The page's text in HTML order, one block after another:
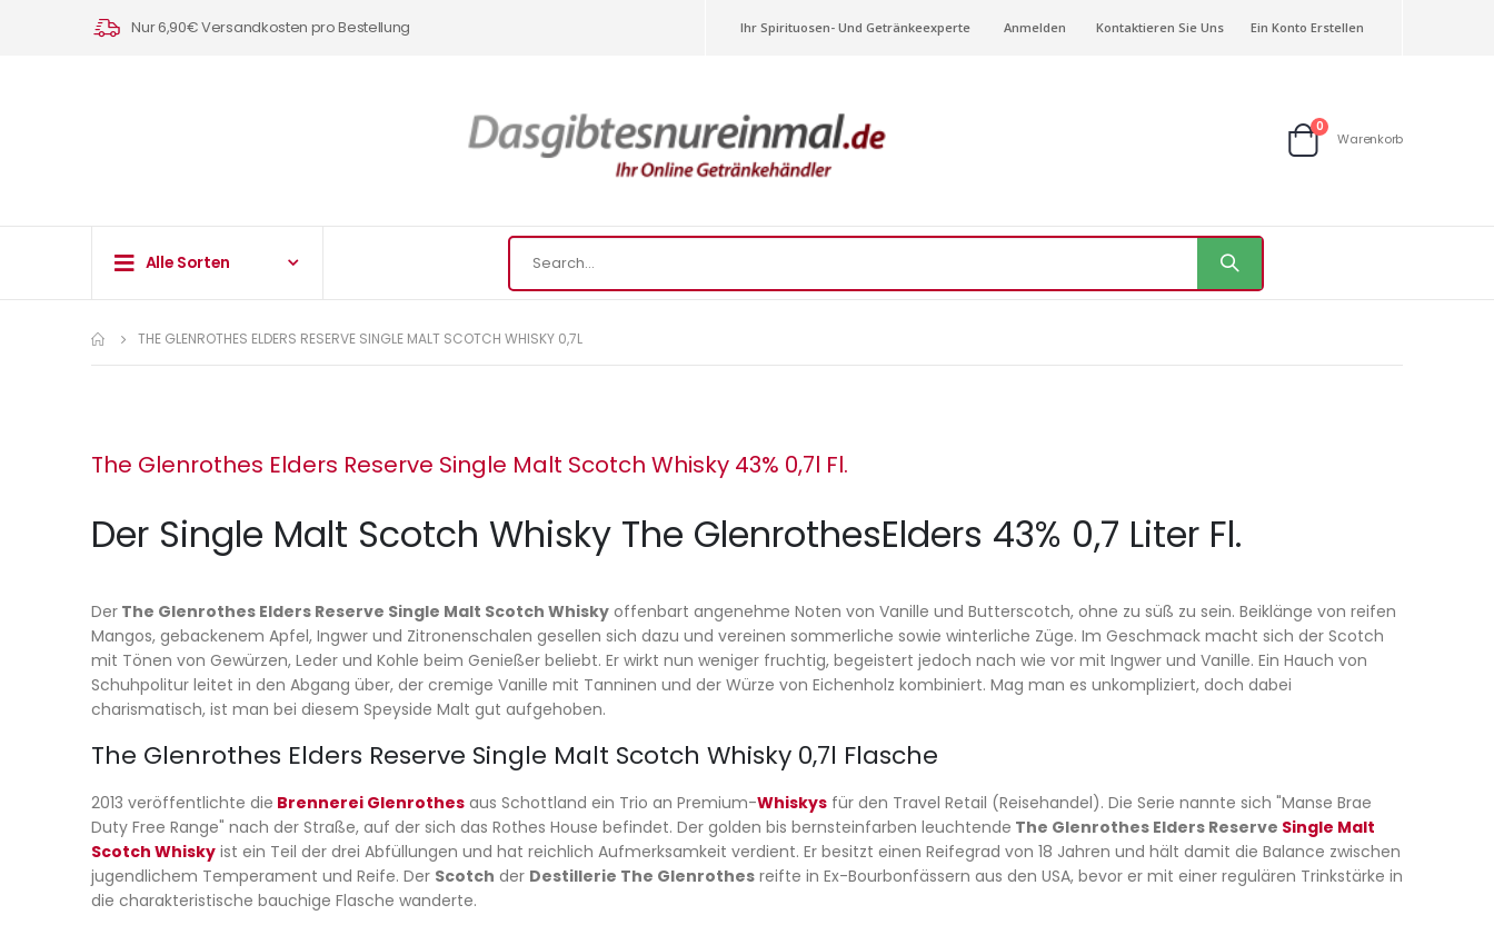
Nur 6,90€ Versandkosten pro Bestellung Ihr Spirituosen- Und Getränkeexperte Anmelden Kontaktieren Sie Uns Ein Konto Erstellen
Warenkorb
0Artikel
Warenkorb
Alle Sorten
THE GLENROTHES ELDERS RESERVE SINGLE MALT SCOTCH WHISKY 0,7L
The Glenrothes Elders Reserve Single Malt Scotch Whisky 43% 0,7l Fl.
Der Single Malt Scotch Whisky The GlenrothesElders 43% 0,7 Liter Fl.
Der The Glenrothes Elders Reserve Single Malt Scotch Whisky offenbart angenehme Noten von Vanille und Butterscotch, ohne zu süß zu sein. Beiklänge von reifen
Mangos, gebackenem Apfel, Ingwer und Zitronenschalen gesellen sich dazu und vereinen sommerliche sowie winterliche Züge. Im Geschmack macht sich der Scotch
mit Tönen von Gewürzen, Leder und Kohle beim Genießer beliebt. Er wirkt nun weniger fruchtig, begeistert jedoch nach wie vor mit Ingwer und Vanille. Ein Hauch von
Schuhpolitur leitet in den Abgang über, der cremige Vanille mit Tanninen und der Würze von Eichenholz kombiniert. Mag man es unkompliziert, doch dabei
charismatisch, ist man bei diesem Speyside Malt gut aufgehoben.
The Glenrothes Elders Reserve Single Malt Scotch Whisky 0,7l Flasche
2013 veröffentlichte die Brennerei Glenrothes aus Schottland ein Trio an Premium-Whiskys für den Travel Retail (Reisehandel). Die Serie nannte sich "Manse Brae
Duty Free Range" nach der Straße, auf der sich das Rothes House befindet. Der golden bis bernsteinfarben leuchtende The Glenrothes Elders Reserve Single Malt
Scotch Whisky ist ein Teil der drei Abfüllungen und hat reichlich Aufmerksamkeit verdient. Er besitzt einen Reifegrad von 18 Jahren und hält damit die Balance zwischen
jugendlichem Temperament und Reife. Der Scotch der Destillerie The Glenrothes reifte in Ex-Bourbonfässern aus den USA, bevor er mit einer regulären Trinkstärke in
die charakteristische bauchige Flasche wanderte.